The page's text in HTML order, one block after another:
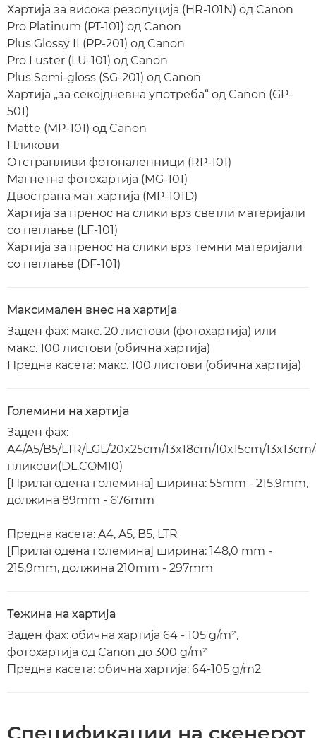
Хартија за висока резолуција (HR-101N) од Canon
Pro Platinum (PT-101) од Canon
Plus Glossy II (PP-201) од Canon
Pro Luster (LU-101) од Canon
Plus Semi-gloss (SG-201) од Canon
Хартија „за секојдневна употреба“ од Canon (GP-
501)
Matte (MP-101) од Canon
Пликови
Отстранливи фотоналепници (RP-101)
Магнетна фотохартија (MG-101)
Двострана мат хартија (MP-101D)
Хартија за пренос на слики врз светли материјали
со пеглање (LF-101)
Хартија за пренос на слики врз темни материјали
со пеглање (DF-101)
Максимален внес на хартија
Заден фах: макс. 20 листови (фотохартија) или
макс. 100 листови (обична хартија)
Предна касета: макс. 100 листови (обична хартија)
Големини на хартија
Заден фах:
A4/A5/B5/LTR/LGL/20x25cm/13x18cm/10x15cm/
пликови(DL,COM10)
[Прилагодена големина] ширина: 55mm - 215,9mm,
должина 89mm - 676mm
Предна касета: A4, A5, B5, LTR
[Прилагодена големина] ширина: 148,0 mm -
215,9mm, должина 210mm - 297mm
Тежина на хартија
Заден фах: обична хартија 64 - 105 g/m²,
фотохартија од Canon до 300 g/m²
Предна касета: обична хартија: 64-105 g/m2
Спецификации на скенерот